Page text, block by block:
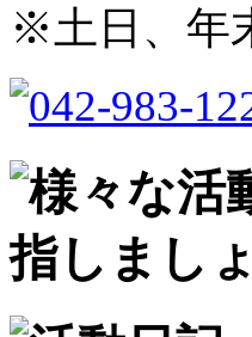
※土日、年